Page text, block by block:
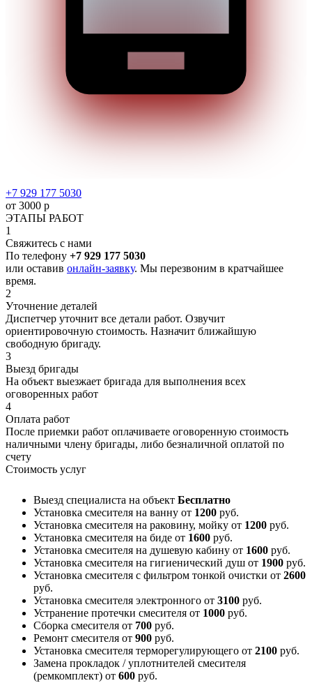
+7 929 177 5030
от 3000 р
ЭТАПЫ РАБОТ
1
Свяжитесь с нами
По телефону +7 929 177 5030
или оставив онлайн-заявку. Мы перезвоним в кратчайшее
время.
2
Уточнение деталей
Диспетчер уточнит все детали работ. Озвучит
ориентировочную стоимость. Назначит ближайшую
свободную бригаду.
3
Выезд бригады
На объект выезжает бригада для выполнения всех
оговоренных работ
4
Оплата работ
После приемки работ оплачиваете оговоренную стоимость
наличными члену бригады, либо безналичной оплатой по
счету
Стоимость услуг
Выезд специалиста на объект Бесплатно
Установка смесителя на ванну от 1200 руб.
Установка смесителя на раковину, мойку от 1200 руб.
Установка смесителя на биде от 1600 руб.
Установка смесителя на душевую кабину от 1600 руб.
Установка смесителя на гигиенический душ от 1900 руб.
Установка смесителя с фильтром тонкой очистки от 2600
руб.
Установка смесителя электронного от 3100 руб.
Устранение протечки смесителя от 1000 руб.
Сборка смесителя от 700 руб.
Ремонт смесителя от 900 руб.
Установка смесителя терморегулирующего от 2100 руб.
Замена прокладок / уплотнителей смесителя
(ремкомплект) от 600 руб.